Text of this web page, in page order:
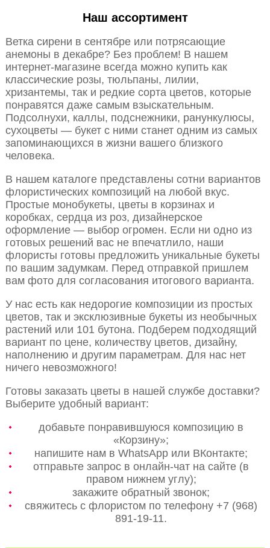
Наш ассортимент
Ветка сирени в сентябре или потрясающие
анемоны в декабре? Без проблем! В нашем
интернет-магазине всегда можно купить как
классические розы, тюльпаны, лилии,
хризантемы, так и редкие сорта цветов, которые
понравятся даже самым взыскательным.
Подсолнухи, каллы, подснежники, ранункулюсы,
сухоцветы — букет с ними станет одним из самых
запоминающихся в жизни вашего близкого
человека.
В нашем каталоге представлены сотни вариантов
флористических композиций на любой вкус.
Простые монобукеты, цветы в корзинах и
коробках, сердца из роз, дизайнерское
оформление — выбор огромен. Если ни одно из
готовых решений вас не впечатлило, наши
флористы готовы предложить уникальные букеты
по вашим задумкам. Перед отправкой пришлем
вам фото для согласования итогового варианта.
У нас есть как недорогие композиции из простых
цветов, так и эксклюзивные букеты из необычных
растений или 101 бутона. Подберем подходящий
вариант по цене, количеству цветов, дизайну,
наполнению и другим параметрам. Для нас нет
ничего невозможного!
Готовы заказать цветы в нашей службе доставки?
Выберите удобный вариант:
добавьте понравившуюся композицию в
«Корзину»;
напишите нам в WhatsApp или ВКонтакте;
отправьте запрос в онлайн-чат на сайте (в
правом нижнем углу);
закажите обратный звонок;
свяжитесь с флористом по телефону +7 (968)
891-19-11.